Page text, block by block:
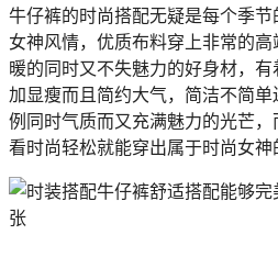
牛仔裤的时尚搭配无疑是每个季
女神风情，优质布料穿上非常的
暖的同时又不失魅力的好身材，
加显瘦而且简约大气，简洁不简
例同时气质而又充满魅力的光芒
看时尚轻松就能穿出属于时尚女神